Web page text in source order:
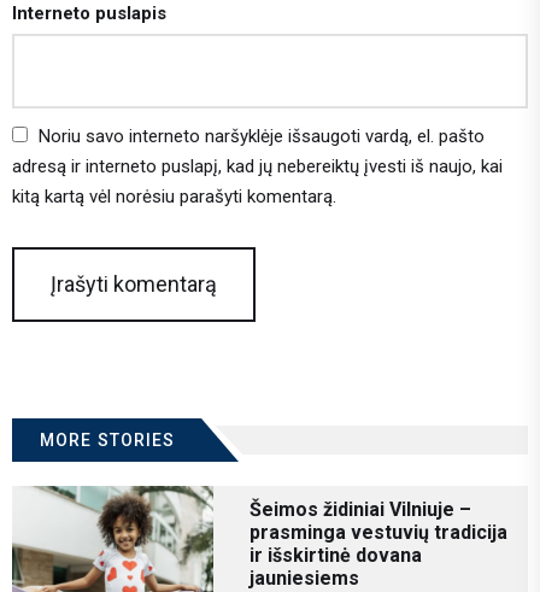
Interneto puslapis
Noriu savo interneto naršyklėje išsaugoti vardą, el. pašto
adresą ir interneto puslapį, kad jų nebereiktų įvesti iš naujo, kai
kitą kartą vėl norėsiu parašyti komentarą.
MORE STORIES
Šeimos židiniai Vilniuje –
prasminga vestuvių tradicija
ir išskirtinė dovana
jauniesiems